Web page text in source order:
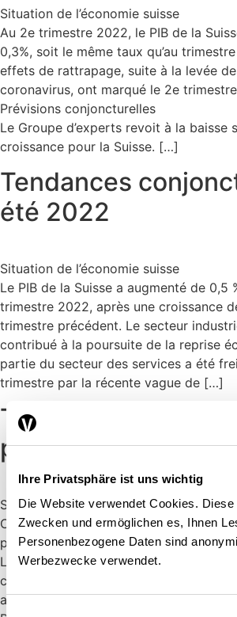
Ihre Privatsphäre ist uns wichtig
Die Website verwendet Cookies.
Zwecken und ermöglichen es, Ihnen
Personenbezogene Daten sind
Werbezwecke verwendet.
Situation de l’économie suisse
Au 2e trimestre 2022, le PIB de la
0,3%, soit le même taux qu’au
effets de rattrapage, suite à la levée
coronavirus, ont marqué le 2e
Prévisions conjoncturelles
Le Groupe d’experts revoit à la baisse
croissance pour la Suisse. […]
Tendances
été 2022
Situation de l’économie suisse
Le PIB de la Suisse a augmenté de 0,5
trimestre 2022, après une croissance
trimestre précédent. Le secteur
contribué à la poursuite de la reprise
partie du secteur des services a été
trimestre par la récente vague de […]
Tendances
printemps 2022
Situation de l’économie suisse
Comme prévu, la reprise de l’économie
poursuivie à un rythme un peu plus
L’économie intérieure a été freinée par
coronavirus et les mesures
accompagnée.